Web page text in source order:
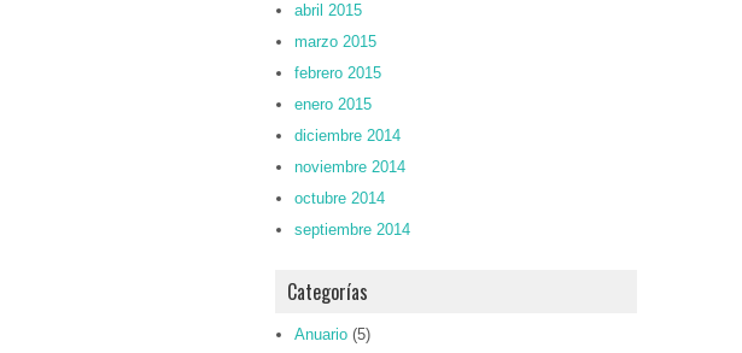
abril 2015
marzo 2015
febrero 2015
enero 2015
diciembre 2014
noviembre 2014
octubre 2014
septiembre 2014
Categorías
Anuario (5)